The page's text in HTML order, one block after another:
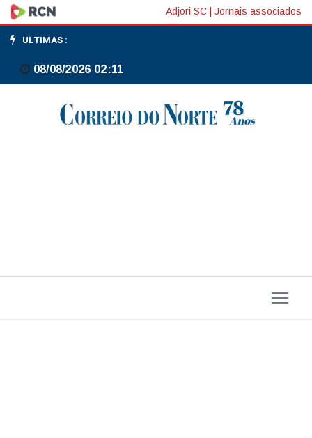
No
Japão,
seguradoras
tentam
mudar
em
Adjori SC Jornais associados
ULTIMAS :
08/08/2026 02:11